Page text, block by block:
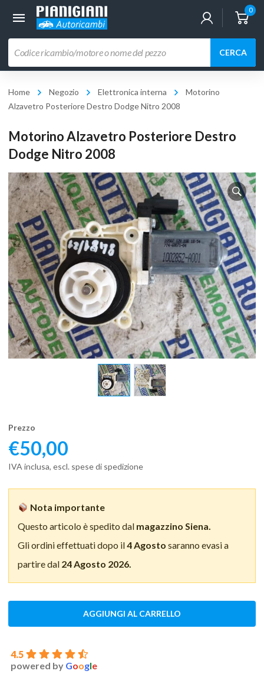
0
prodotti
CERCA
Home Negozio Elettronica interna
Motorino
Alzavetro Posteriore Destro Dodge Nitro 2008
Motorino Alzavetro Posteriore Destro
Dodge Nitro 2008
Prezzo
€50,00
IVA inclusa, escl. spese di spedizione
Nota importante
Questo articolo è spedito dal magazzino Siena.
Gli ordini effettuati dopo il4 Agosto saranno evasi a
partire dal 24 Agosto 2026.
AGGIUNGI AL CARRELLO
4.5
powered by Google